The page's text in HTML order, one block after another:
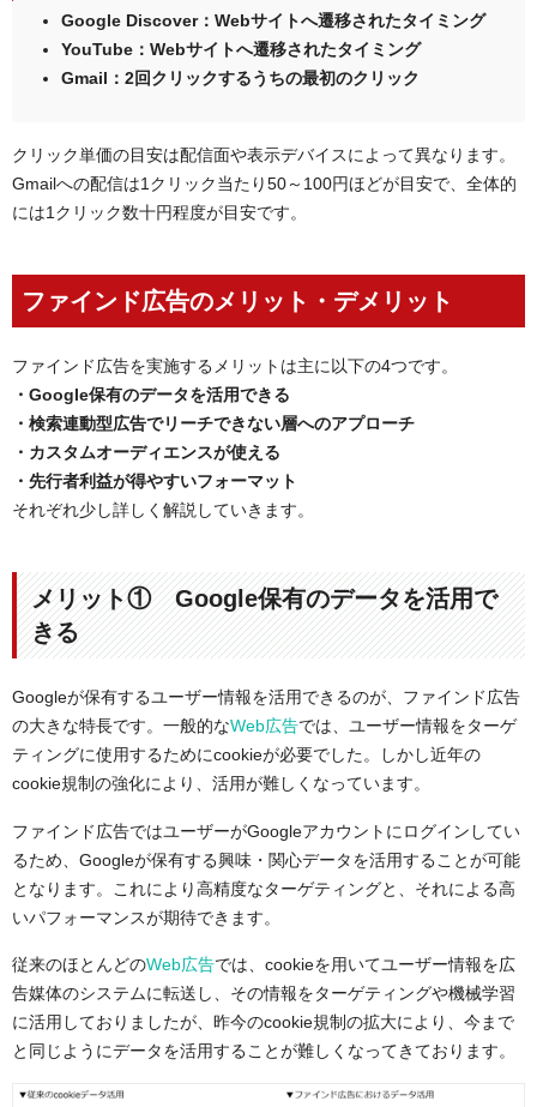
Google Discover：Webサイトへ遷移されたタイミング
YouTube：Webサイトへ遷移されたタイミング
Gmail：2回クリックするうちの最初のクリック
クリック単価の目安は配信面や表示デバイスによって異なります。
Gmailへの配信は1クリック当たり50～100円ほどが目安で、全体的
には1クリック数十円程度が目安です。
ファインド広告のメリット・デメリット
ファインド広告を実施するメリットは主に以下の4つです。
・Google保有のデータを活用できる
・検索連動型広告でリーチできない層へのアプローチ
・カスタムオーディエンスが使える
・先行者利益が得やすいフォーマット
それぞれ少し詳しく解説していきます。
メリット① Google保有のデータを活用で
きる
Googleが保有するユーザー情報を活用できるのが、ファインド広告
の大きな特長です。一般的なWeb広告では、ユーザー情報をターゲ
ティングに使用するためにcookieが必要でした。しかし近年の
cookie規制の強化により、活用が難しくなっています。
ファインド広告ではユーザーがGoogleアカウントにログインしてい
るため、Googleが保有する興味・関心データを活用することが可能
となります。これにより高精度なターゲティングと、それによる高
いパフォーマンスが期待できます。
従来のほとんどのWeb広告では、cookieを用いてユーザー情報を広
告媒体のシステムに転送し、その情報をターゲティングや機械学習
に活用しておりましたが、昨今のcookie規制の拡大により、今まで
と同じようにデータを活用することが難しくなってきております。